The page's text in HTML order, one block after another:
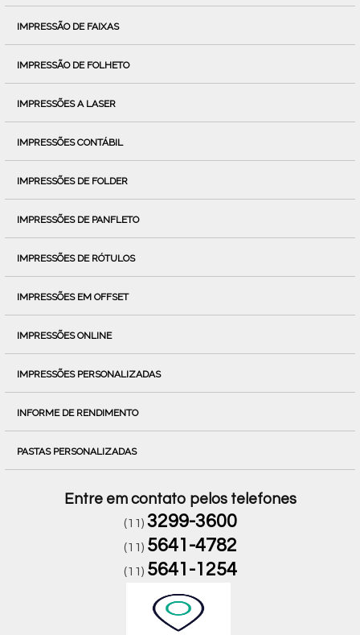
IMPRESSÃO DE FAIXAS
IMPRESSÃO DE FOLHETO
IMPRESSÕES A LASER
IMPRESSÕES CONTÁBIL
IMPRESSÕES DE FOLDER
IMPRESSÕES DE PANFLETO
IMPRESSÕES DE RÓTULOS
IMPRESSÕES EM OFFSET
IMPRESSÕES ONLINE
IMPRESSÕES PERSONALIZADAS
INFORME DE RENDIMENTO
PASTAS PERSONALIZADAS
Entre em contato pelos telefones
(11) 3299-3600
(11) 5641-4782
(11) 5641-1254